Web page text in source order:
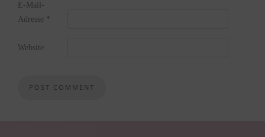
E-Mail-
Adresse *
Website